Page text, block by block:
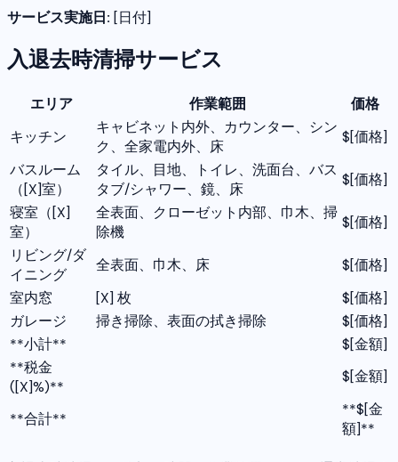
サービス実施日: [日付]
入退去時清掃サービス
エリア 作業範囲
価格
キッチン
キャビネット内外、カウンター、シン
ク、全家電内外、床
$[価格]
バスルーム
（[X]室）
タイル、目地、トイレ、洗面台、バス
タブ/シャワー、鏡、床
$[価格]
寝室（[X]
室）
全表面、クローゼット内部、巾木、掃
除機
$[価格]
リビング/ダ
イニング
全表面、巾木、床
$[価格]
室内窓
[X] 枚
$[価格]
ガレージ
掃き掃除、表面の拭き掃除
$[価格]
**小計**
$[金額]
**税金
([X]%)**
$[金額]
**合計**
**$[金
額]**